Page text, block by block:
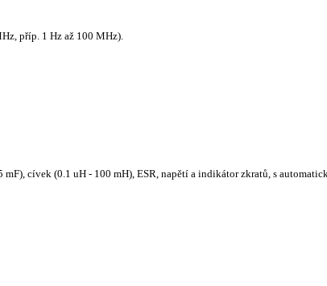
příp. 1 Hz až 100 MHz).
cívek (0.1 uH - 100 mH), ESR, napětí a indikátor zkratů, s